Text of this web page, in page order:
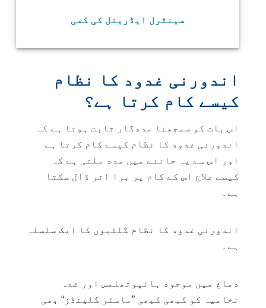
سینٹرل ایڈرینل کی کمی
اندورنی غدود کا نظام
کیسے کام کرتا ہے؟
اس بات کو سمجھنا مددگار ثابت ہوتا ہے کہ
اندورنی غدود کا نظام کیسے کام کرتا ہے
اور اس سے یہ جاننے میں مدد ملتی ہے کہ
کیسے علاج اس کے کام پر برا اثر ڈال سکتا
ہے۔
اندورنی غدود کا نظام گلٹیوں کا ایک سلسلہ
ہے۔
دماغ میں موجود ہائپوتھلمساور
غدہ
نخامیہ
کو کبھی کبھی ”ماسٹر گلینڈز“ بھی